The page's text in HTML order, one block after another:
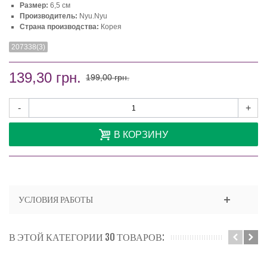
Размер: 6,5 см
Производитель: Nyu.Nyu
Страна производства: Корея
207338(3)
139,30 грн. 199,00 грн.
- +
В КОРЗИНУ
УСЛОВИЯ РАБОТЫ
В ЭТОЙ КАТЕГОРИИ 30 ТОВАРОВ: